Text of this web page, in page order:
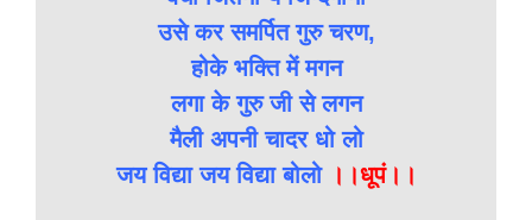
उसे कर समर्पित गुरु चरण,
होके भक्ति में मगन
लगा के गुरु जी से लगन
मैली अपनी चादर धो लो
जय विद्या जय विद्या बोलो।।धूपं।।